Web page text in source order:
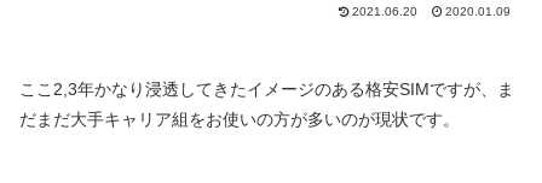
2021.06.20 2020.01.09
ここ2,3年かなり浸透してきたイメージのある格安SIMですが、ま
だまだ大手キャリア組をお使いの方が多いのが現状です。